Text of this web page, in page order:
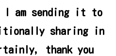
I am sending it to
sharing in
thank you